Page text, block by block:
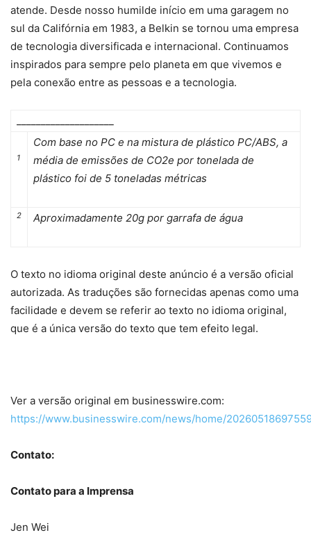
atende. Desde nosso humilde início em uma garagem no
sul da Califórnia em 1983, a Belkin se tornou uma empresa
de tecnologia diversificada e internacional. Continuamos
inspirados para sempre pelo planeta em que vivemos e
pela conexão entre as pessoas e a tecnologia.
1
Com base no PC e na mistura de plástico PC/ABS, a
média de emissões de CO2e por tonelada de
plástico foi de 5 toneladas métricas
2 Aproximadamente 20g por garrafa de água
O texto no idioma original deste anúncio é a versão oficial
autorizada. As traduções são fornecidas apenas como uma
facilidade e devem se referir ao texto no idioma original,
que é a única versão do texto que tem efeito legal.
Ver a versão original em businesswire.com:
https://www.businesswire.com/news/home/
Contato:
Contato para a Imprensa
Jen Wei